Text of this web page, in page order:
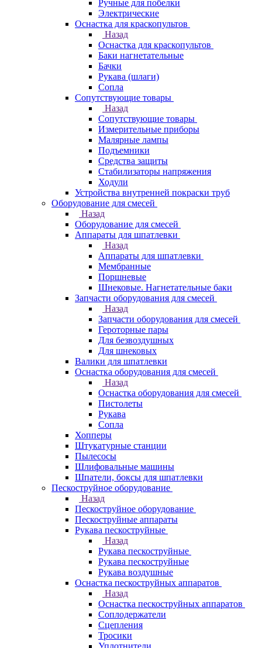
Ручные для побелки
Электрические
Оснастка для краскопультов
Назад
Оснастка для краскопультов
Баки нагнетательные
Бачки
Рукава (шлаги)
Сопла
Сопутствующие товары
Назад
Сопутствующие товары
Измерительные приборы
Малярные лампы
Подъемники
Средства защиты
Стабилизаторы напряжения
Ходули
Устройства внутренней покраски труб
Оборудование для смесей
Назад
Оборудование для смесей
Аппараты для шпатлевки
Назад
Аппараты для шпатлевки
Мембранные
Поршневые
Шнековые. Нагнетательные баки
Запчасти оборудования для смесей
Назад
Запчасти оборудования для смесей
Героторные пары
Для безвоздушных
Для шнековых
Валики для шпатлевки
Оснастка оборудования для смесей
Назад
Оснастка оборудования для смесей
Пистолеты
Рукава
Сопла
Хопперы
Штукатурные станции
Пылесосы
Шлифовальные машины
Шпатели, боксы для шпатлевки
Пескоструйное оборудование
Назад
Пескоструйное оборудование
Пескоструйные аппараты
Рукава пескоструйные
Назад
Рукава пескоструйные
Рукава пескоструйные
Рукава воздушные
Оснастка пескоструйных аппаратов
Назад
Оснастка пескоструйных аппаратов
Соплодержатели
Сцепления
Тросики
Уплотнители